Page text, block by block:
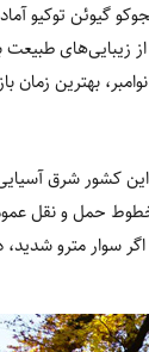
گیوئن توکیو
زیبایی‌های طبیعت
بهترین
کشور شرق
خطوط حمل و نقل
سوار مترو شدید،